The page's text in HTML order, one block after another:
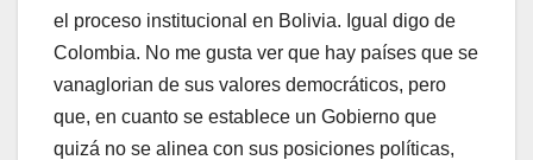
el proceso institucional en Bolivia. Igual digo de
Colombia. No me gusta ver que hay países que se
vanaglorian de sus valores democráticos, pero
que, en cuanto se establece un Gobierno que
quizá no se alinea con sus posiciones políticas,